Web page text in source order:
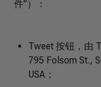
件"）：
Tweet 按钮，由
795 Folsom St.,
USA；